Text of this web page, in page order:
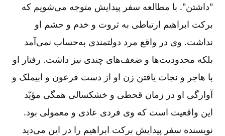
"داشتن". با مطالعه سفر پیدایش متوجه می‌شویم که
برکت ابراهیم ارتباطی به ثروت و خدم و حشم او
نداشت. وی در واقع مرد دولتمندی به‌حساب نمی‌آمد
بلکه محدودیت‌ها و ضعف‌های چندی نیز داشت. رفتار او
با هاجر و نجات یافتن زن او از دست فرعون و ابیملک و
آوارگی او در زمان قحطی و خشکسالی همگی مؤیّد
این واقعیت است که وی فردی عادی و معمولی بود.
نویسنده سفر پیدایش برکت ابراهیم را در این می‌دید